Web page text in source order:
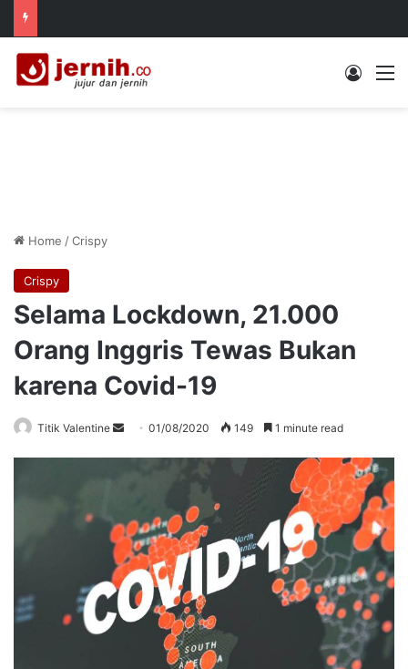
Log In
Home /Crispy
Crispy
Selama Lockdown, 21.000
Orang Inggris Tewas Bukan
karena Covid-19
Titik Valentine
Send01/08/2020 149 1 minute read